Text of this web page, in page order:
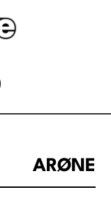
ARØNE